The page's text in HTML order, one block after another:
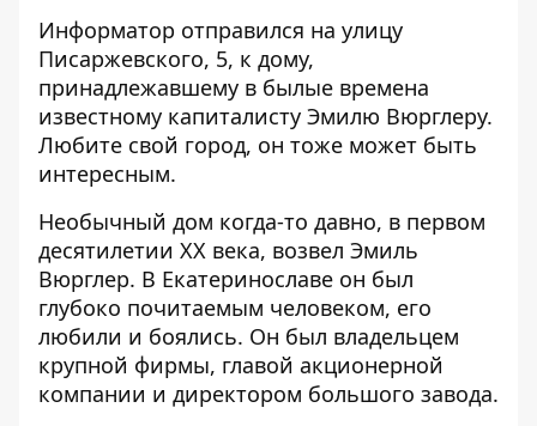
Информатор отправился на улицу
Писаржевского, 5, к дому,
принадлежавшему в былые времена
известному капиталисту Эмилю Вюрглеру.
Любите свой город, он тоже может быть
интересным.
Необычный дом когда-то давно, в первом
десятилетии ХХ века, возвел Эмиль
Вюрглер. В Екатеринославе он был
глубоко почитаемым человеком, его
любили и боялись. Он был владельцем
крупной фирмы, главой акционерной
компании и директором большого завода.